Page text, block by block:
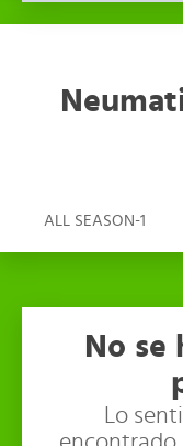
ALL SEASON-1
No se
Lo